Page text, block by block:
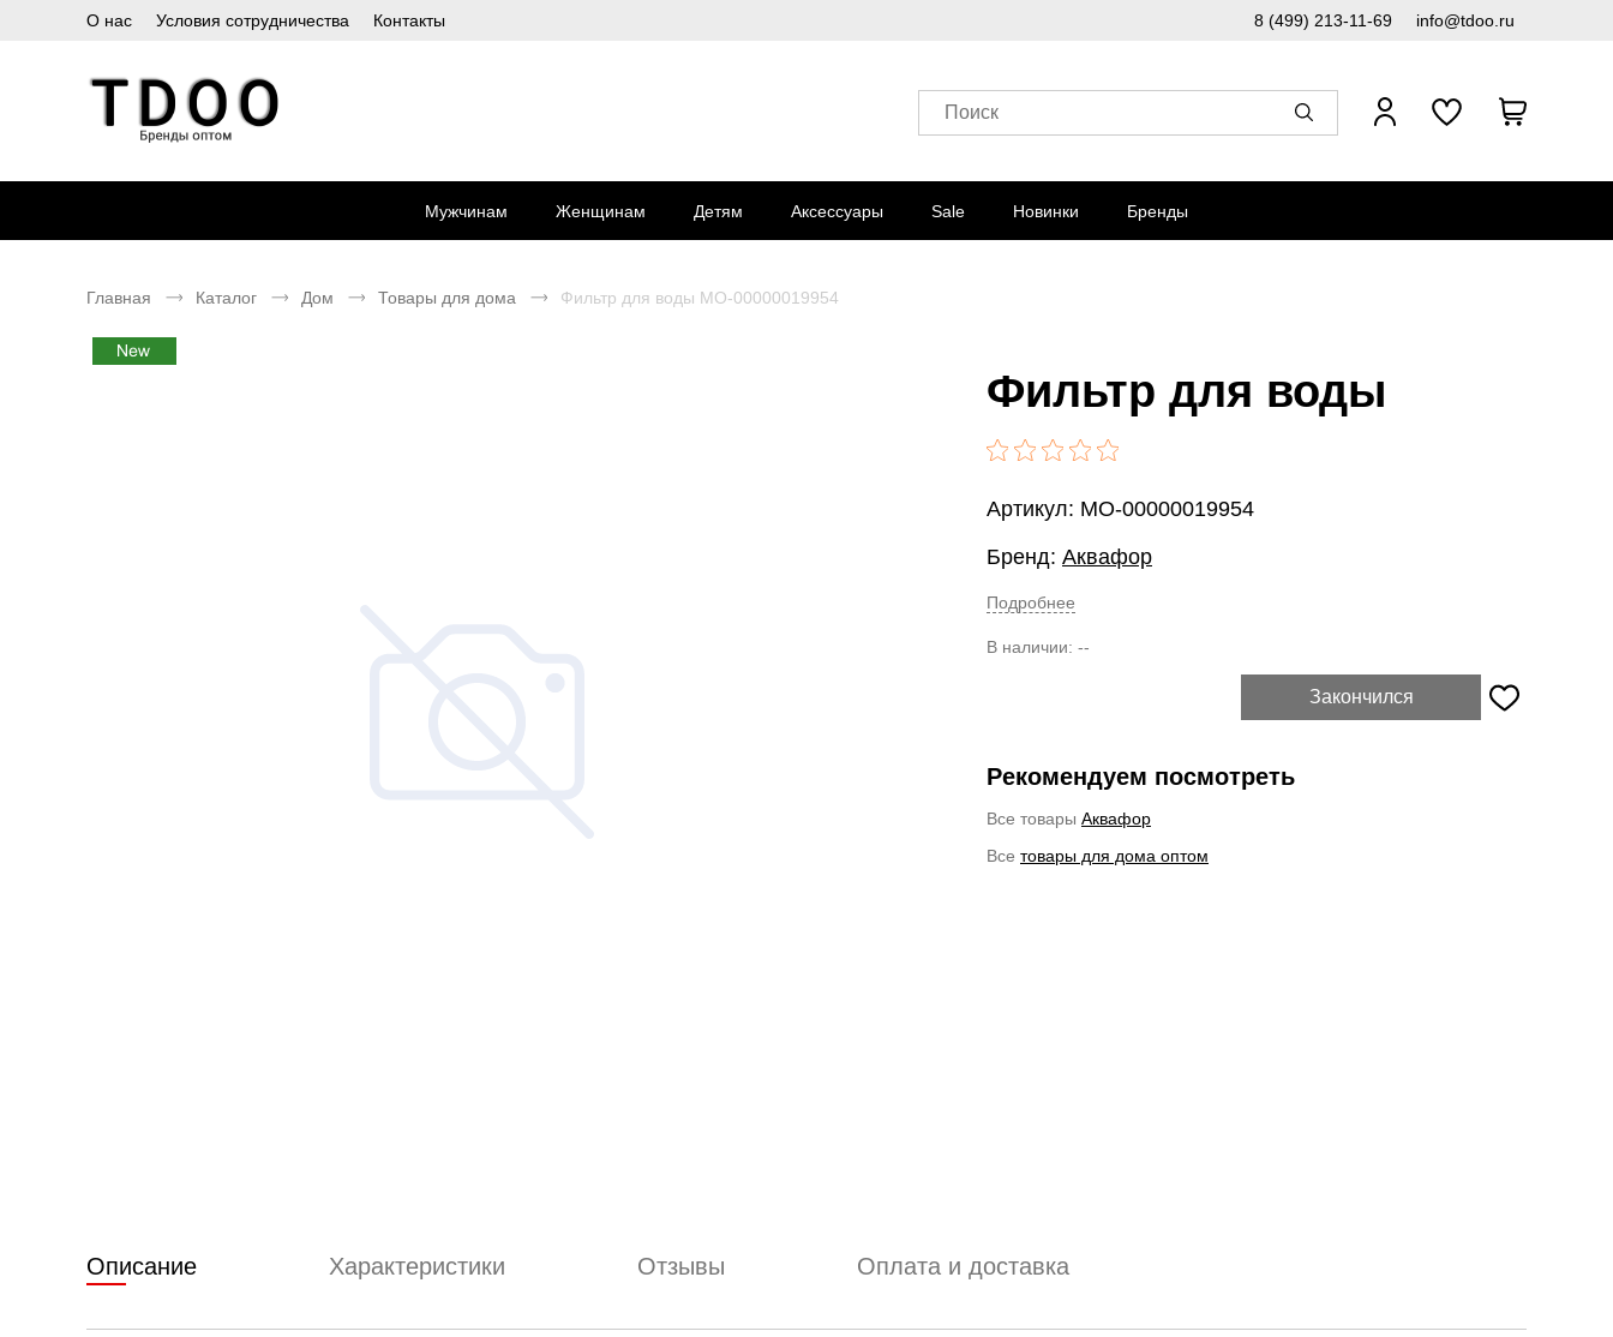
О нас Условия сотрудничества Контакты 8 (499) 213-11-69 info@tdoo.ru
Поиск
Мужчинам Женщинам Детям Аксессуары Sale Новинки Бренды
Главная Каталог Дом Товары для дома Фильтр для воды MO-00000019954
Фильтр для воды
Артикул: MO-00000019954
Бренд: Аквафор
Подробнее
В наличии: --
Закончился
Рекомендуем посмотреть
Все товары Аквафор
Все товары для дома оптом
Описание Характеристики Отзывы Оплата и доставка